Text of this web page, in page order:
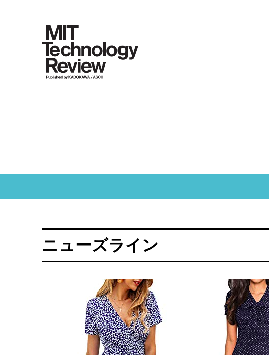
ニューズライン